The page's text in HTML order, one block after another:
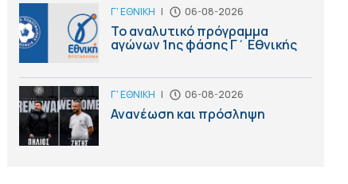
Γ' ΕΘΝΙΚΗ | 06-08-2026
Το αναλυτικό πρόγραμμα
αγώνων 1ης φάσης Γ΄ Εθνικής
Γ' ΕΘΝΙΚΗ | 06-08-2026
Ανανέωση και πρόσληψη